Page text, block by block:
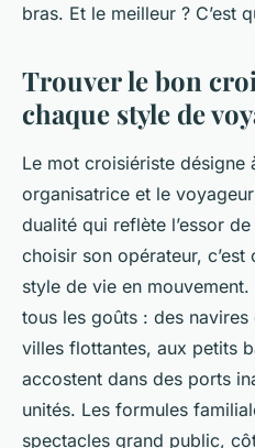
bras. Et le meilleur ? C’est
Trouver le bon
chaque style de
Le mot croisiériste désigne
organisatrice et le
dualité qui reflète l’essor
choisir son opérateur,
style de vie en mouvement.
tous les goûts : des
villes flottantes, aux petits
accostent dans des ports
unités. Les formules
spectacles grand public,